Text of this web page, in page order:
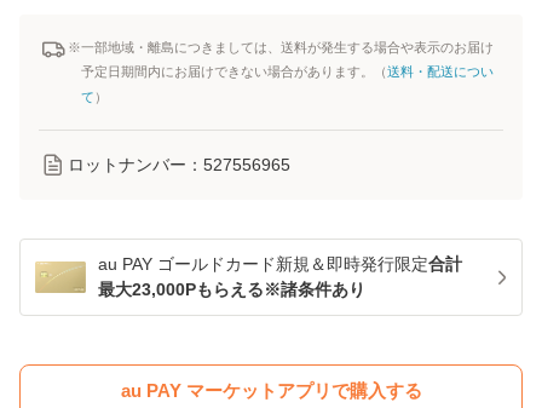
※一部地域・離島につきましては、送料が発生する場合や表示のお届け
予定日期間内にお届けできない場合があります。（送料・配送につい
て ）
ロットナンバー： 527556965
au PAY ゴールドカード新規＆即時発行限定合計
最大23,000Pもらえる※諸条件あり
au PAY マーケットアプリで購入する